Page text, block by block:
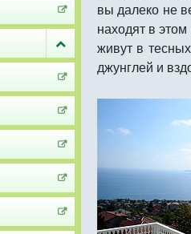
вы далеко не
находят в
живут в
джунглей и